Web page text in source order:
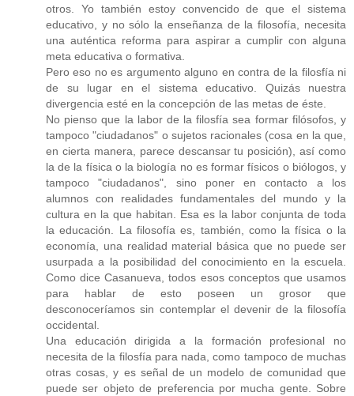
otros. Yo también estoy convencido de que el sistema
educativo, y no sólo la enseñanza de la filosofía, necesita
una auténtica reforma para aspirar a cumplir con alguna
meta educativa o formativa.
Pero eso no es argumento alguno en contra de la filosfía ni
de su lugar en el sistema educativo. Quizás nuestra
divergencia esté en la concepción de las metas de éste.
No pienso que la labor de la filosfía sea formar filósofos, y
tampoco "ciudadanos" o sujetos racionales (cosa en la que,
en cierta manera, parece descansar tu posición), así como
la de la física o la biología no es formar físicos o biólogos, y
tampoco "ciudadanos", sino poner en contacto a los
alumnos con realidades fundamentales del mundo y la
cultura en la que habitan. Esa es la labor conjunta de toda
la educación. La filosofía es, también, como la física o la
economía, una realidad material básica que no puede ser
usurpada a la posibilidad del conocimiento en la escuela.
Como dice Casanueva, todos esos conceptos que usamos
para hablar de esto poseen un grosor que
desconoceríamos sin contemplar el devenir de la filosofía
occidental.
Una educación dirigida a la formación profesional no
necesita de la filosfía para nada, como tampoco de muchas
otras cosas, y es señal de un modelo de comunidad que
puede ser objeto de preferencia por mucha gente. Sobre